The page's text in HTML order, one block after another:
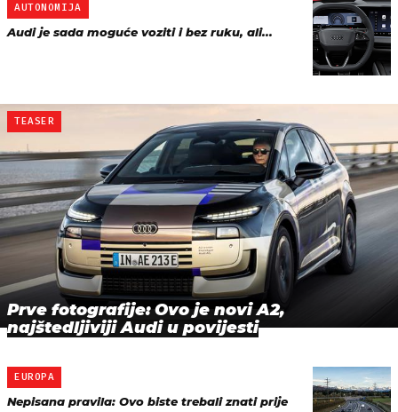
AUTONOMIJA
Audi je sada moguće voziti i bez ruku, ali...
TEASER
Prve fotografije: Ovo je novi A2,
najštedljiviji Audi u povijesti
EUROPA
Nepisana pravila: Ovo biste trebali znati prije